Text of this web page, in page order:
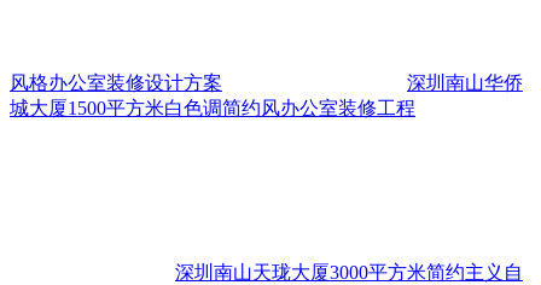
风格办公室装修设计方案
深圳南山华侨
城大厦1500平方米白色调简约风办公室装修工程
深圳南山天珑大厦3000平方米简约主义自